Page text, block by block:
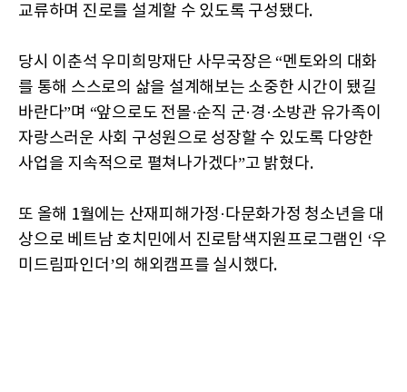
교류하며 진로를 설계할 수 있도록 구성됐다.
당시 이춘석 우미희망재단 사무국장은 “멘토와의 대화
를 통해 스스로의 삶을 설계해보는 소중한 시간이 됐길
바란다”며 “앞으로도 전몰·순직 군·경·소방관 유가족이
자랑스러운 사회 구성원으로 성장할 수 있도록 다양한
사업을 지속적으로 펼쳐나가겠다”고 밝혔다.
또 올해 1월에는 산재피해가정·다문화가정 청소년을 대
상으로 베트남 호치민에서 진로탐색지원프로그램인 ‘우
미드림파인더’의 해외캠프를 실시했다.